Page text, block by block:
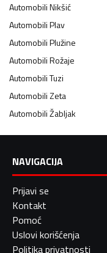
AutomobiliNikšić
AutomobiliPlav
AutomobiliPlužine
AutomobiliRožaje
AutomobiliTuzi
AutomobiliZeta
AutomobiliŽabljak
NAVIGACIJA
Prijavi se
Kontakt
Pomoć
Uslovi korišćenja
Politika privatnosti